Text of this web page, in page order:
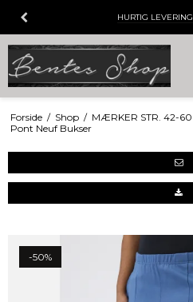
HURTIG LEVERING
Forside / Shop / MÆRKER STR. 42-60
Pont Neuf Bukser
-50%